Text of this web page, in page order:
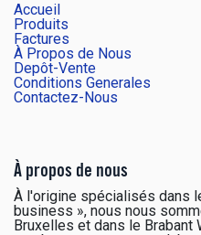
Accueil
Produits
Factures
À Propos de Nous
Depôt-Vente
Conditions Generales
Contactez-Nous
À propos de nous
À l'origine spécialisés dans
business », nous nous
Bruxelles et dans le Brabant